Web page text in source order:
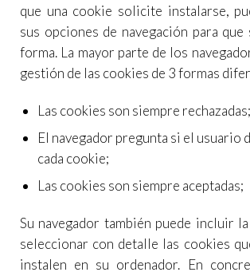
que una cookie solicite instalarse,
sus opciones de navegación para que
forma. La mayor parte de los
gestión de las cookies de 3 formas
Las cookies son siempre rechazadas;
El navegador pregunta si el usuario
cada cookie;
Las cookies son siempre aceptadas;
Su navegador también puede incluir
seleccionar con detalle las cookies
instalen en su ordenador. En